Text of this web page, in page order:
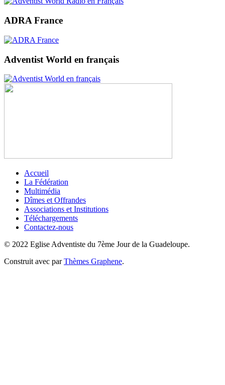
ADRA France
Adventist World en français
Accueil
La Fédération
Multimédia
Dîmes et Offrandes
Associations et Institutions
Téléchargements
Contactez-nous
© 2022 Eglise Adventiste du 7ème Jour de la Guadeloupe.
Construit avec parThèmes Graphene.